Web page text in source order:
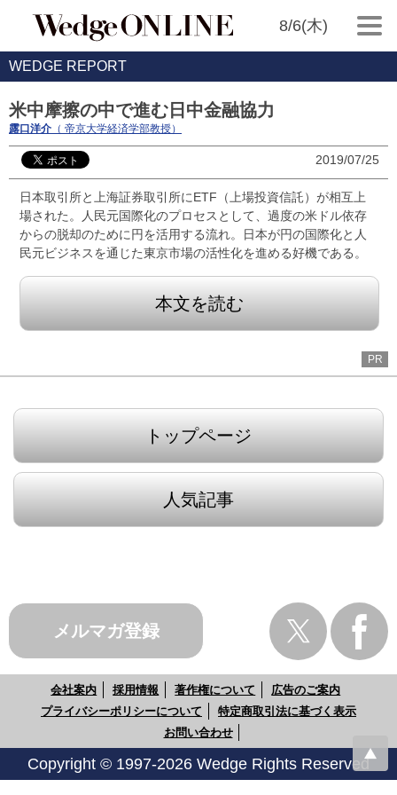
8/6(木)
WEDGE REPORT
米中摩擦の中で進む日中金融協力
露口洋介 （ 帝京大学経済学部教授）
2019/07/25
日本取引所と上海証券取引所にETF（上場投資信託）が相互上
場された。人民元国際化のプロセスとして、過度の米ドル依存
からの脱却のために円を活用する流れ。日本が円の国際化と人
民元ビジネスを通じた東京市場の活性化を進める好機である。
本文を読む
PR
トップページ
人気記事
メルマガ登録
会社案内 採用情報 著作権について
広告のご案内
プライバシーポリシーについて
特定商取引法に基づく表示
お問い合わせ
Copyright © 1997-2026 Wedge Rights Reserved